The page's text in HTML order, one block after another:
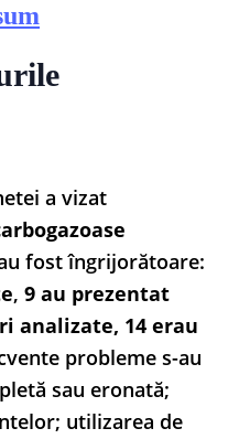
a vizat
fost îngrijorătoare:
, 9 au prezentat
analizate, 14 erau
probleme s-au
sau eronată;
utilizarea de